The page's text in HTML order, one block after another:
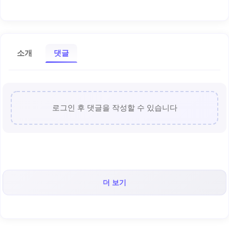
소개 댓글
로그인 후 댓글을 작성할 수 있습니다
더 보기